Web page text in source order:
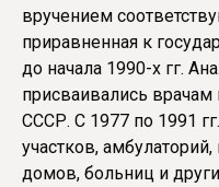
вручением
приравненная к
до начала 1990-х гг.
присваивались
СССР. С 1977 по 1991
участков,
домов, больниц и